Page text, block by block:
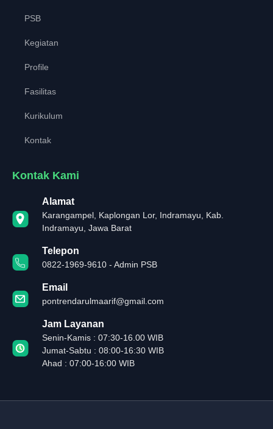
PSB
Kegiatan
Profile
Fasilitas
Kurikulum
Kontak
Kontak Kami
Alamat
Karangampel, Kaplongan Lor, Indramayu, Kab.
Indramayu, Jawa Barat
Telepon
0822-1969-9610 - Admin PSB
Email
pontrendarulmaarif@gmail.com
Jam Layanan
Senin-Kamis : 07:30-16.00 WIB
Jumat-Sabtu : 08:00-16:30 WIB
Ahad : 07:00-16:00 WIB